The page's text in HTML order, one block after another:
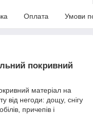
Оплата Умови
покривний
матеріал на
від негоди: дощу, снігу
причепів і